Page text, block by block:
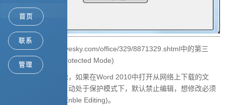
首页
联系
管理
具体查看http://soft.yesky.com/office/329/8871329.shtml中的第三
点：3、保护模式(Protected Mode)
出于版权保护的考虑，如果在Word 2010中打开从网络上下载的文
档，Word 2010会自动处于保护模式下，默认禁止编辑，想修改必须
点击一下启用编辑(Enble Editing)。